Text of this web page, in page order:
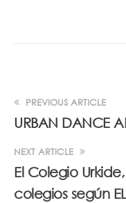
PREVIOUS ARTICLE
URBAN DANCE
NEXT ARTICLE
El Colegio
colegios según